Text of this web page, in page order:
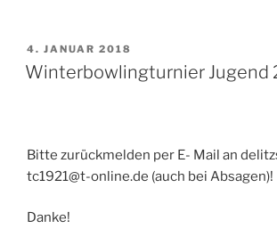
VERÖFFENTLICHT
AM
4. JANUAR 2018
Winterbowlingturnier Jugend
Bitte zurückmelden per E- Mail an
tc1921@t-online.de (auch bei Absagen)!
Danke!